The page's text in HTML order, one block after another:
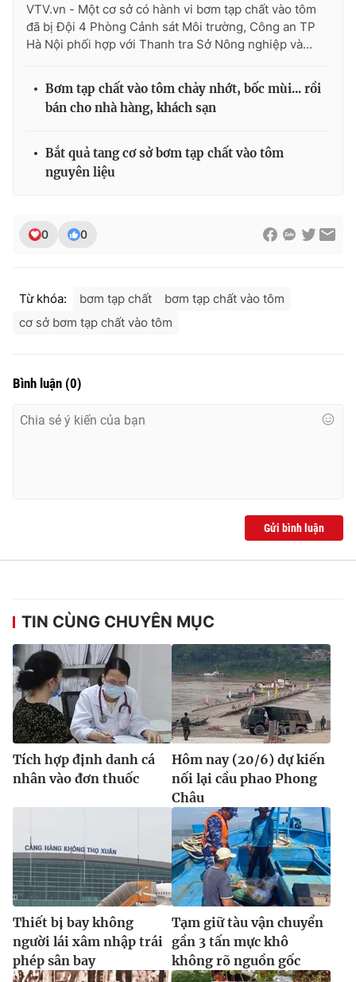
VTV Sức khoẻ Bất động sản
Thị trường 24h Tấm lòng Việt
VTV4 Vươn mình bằng AI
VTV9 VTV8
Cơ quan báo chí:Thời báo VTV
024.38 355 931 - 024.38 355 932
Liên hệ quảng cáo:
024-7300.7108
® Cấm sao chép dưới mọi hình thức nếu không có sự chấp
thuận bằng văn bản. Ghi rõ nguồn VTV.vn khi phát hành lại
thông tin từ website này.
VTV.vn - Một cơ sở có hành vi bơm tạp chất vào tôm
đã bị Đội 4 Phòng Cảnh sát Môi trường, Công an TP
Hà Nội phối hợp với Thanh tra Sở Nông nghiệp và...
Bơm tạp chất vào tôm chảy nhớt, bốc mùi... rồi
bán cho nhà hàng, khách sạn
Bắt quả tang cơ sở bơm tạp chất vào tôm
nguyên liệu
0 0
Từ khóa: bơm tạp chất
bơm tạp chất vào tôm
cơ sở bơm tạp chất vào tôm
Bình luận (0)
Gửi bình luận
TIN CÙNG CHUYÊN MỤC
Tích hợp định danh cá
nhân vào đơn thuốc
Hôm nay (20/6) dự kiến
nối lại cầu phao Phong
Châu
Thiết bị bay không
người lái xâm nhập trái
phép sân bay
Tạm giữ tàu vận chuyển
gần 3 tấn mực khô
không rõ nguồn gốc